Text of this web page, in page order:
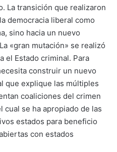
La transición que realizaron
democracia liberal como
sino hacia un nuevo
«gran mutación» se realizó
el Estado criminal. Para
construir un nuevo
que explique las múltiples
coaliciones del crimen
se ha apropiado de las
estados para beneficio
con estados